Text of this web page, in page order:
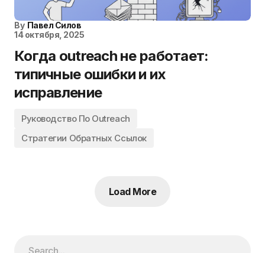
By Павел Силов
14 октября, 2025
Когда outreach не работает:
типичные ошибки и их
исправление
Руководство По Outreach
Стратегии Обратных Ссылок
Load More